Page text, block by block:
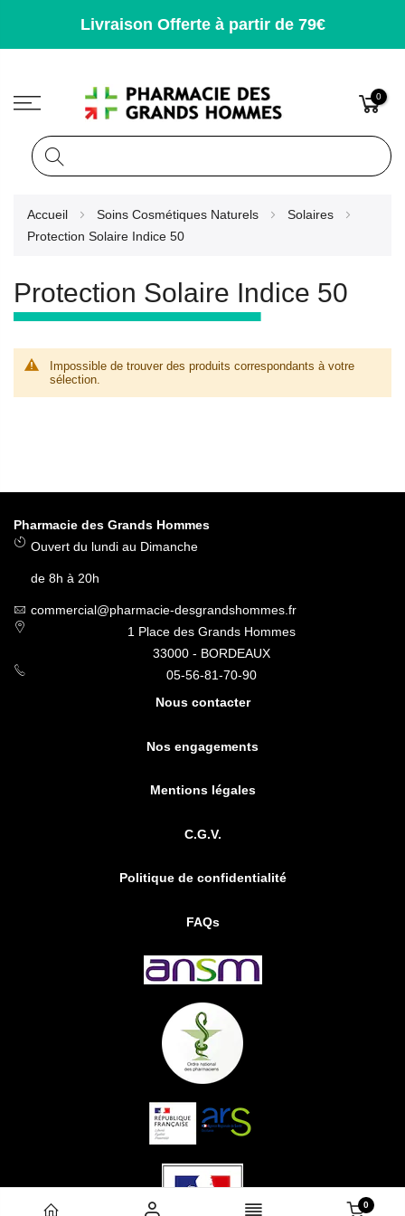
Livraison Offerte à partir de 79€
0
Accueil Soins Cosmétiques Naturels
Solaires
Protection Solaire Indice 50
Protection Solaire Indice 50
Impossible de trouver des produits correspondants à votre
sélection.
Pharmacie des Grands Hommes
Ouvert du lundi au Dimanche
de 8h à 20h
commercial@pharmacie-desgrandshommes.fr
1 Place des Grands Hommes
33000 - BORDEAUX
05-56-81-70-90
Nous contacter
Nos engagements
Mentions légales
C.G.V.
Politique de confidentialité
FAQs
0